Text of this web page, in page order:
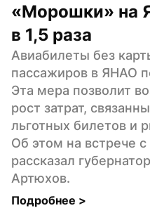
«Морошки» на
в 1,5 раза
Авиабилеты без
пассажиров в ЯНАО
Эта мера позволит
рост затрат,
льготных билетов и
Об этом на встрече
рассказал
Артюхов.
Подробнее >